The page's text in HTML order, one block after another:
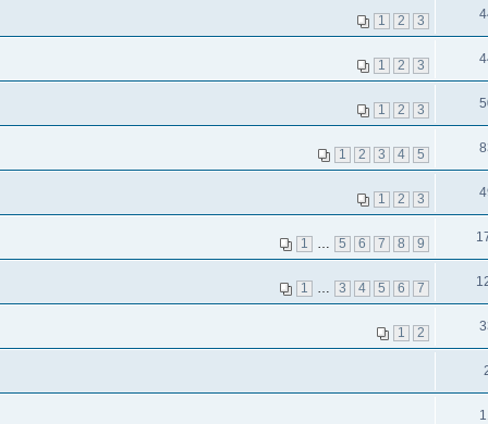
1 2 3
1 2 3
1 2 3
1 2 3 4 5
1 2 3
1 … 5 6 7 8 9
1 … 3 4 5 6 7
1 2